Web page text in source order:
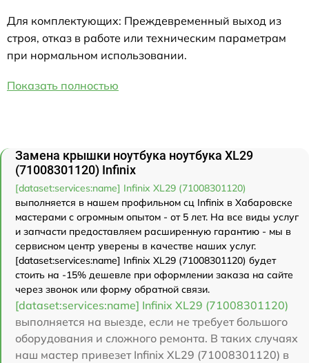
Для комплектующих: Преждевременный выход из
строя, отказ в работе или техническим параметрам
при нормальном использовании.
Показать полностью
Замена крышки ноутбука ноутбука XL29
(71008301120) Infinix
[dataset:services:name] Infinix XL29 (71008301120)
выполняется в нашем профильном сц Infinix в Хабаровске
мастерами с огромным опытом - от 5 лет. На все виды услуг
и запчасти предоставляем расширенную гарантию - мы в
сервисном центр уверены в качестве наших услуг.
[dataset:services:name] Infinix XL29 (71008301120) будет
стоить на -15% дешевле при оформлении заказа на сайте
через звонок или форму обратной связи.
[dataset:services:name] Infinix XL29 (71008301120)
выполняется на выезде, если не требует большого
оборудования и сложного ремонта. В таких случаях
наш мастер привезет Infinix XL29 (71008301120) в